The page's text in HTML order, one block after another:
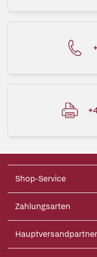
Shop-Service
Zahlungsarten
Hauptversandpartner